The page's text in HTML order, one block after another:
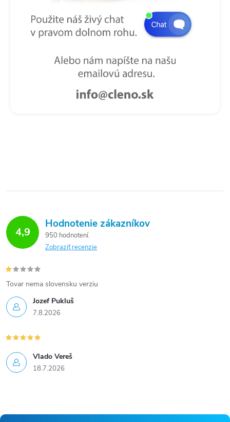
4,9
Hodnotenie zákazníkov
950 hodnotení
Zobraziť recenzie
Jozef Pukluš
7.8.2026
Tovar nema slovensku verziu
Vlado Vereš
18.7.2026